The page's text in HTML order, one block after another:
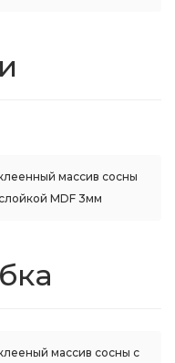
массив сосны
MDF 3мм
массив сосны с